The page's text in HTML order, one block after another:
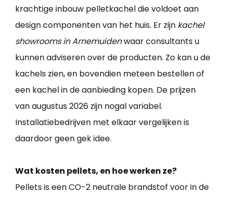
krachtige inbouw pelletkachel die voldoet aan
design componenten van het huis. Er zijn kachel
showrooms in Arnemuidenwaar consultants u
kunnen adviseren over de producten. Zo kan u de
kachels zien, en bovendien meteen bestellen of
een kachel in de aanbieding kopen. De prijzen
van augustus 2026 zijn nogal variabel.
Installatiebedrijven met elkaar vergelijken is
daardoor geen gek idee.
Wat kosten pellets, en hoe werken ze?
Pellets is een CO-2 neutrale brandstof voor in de